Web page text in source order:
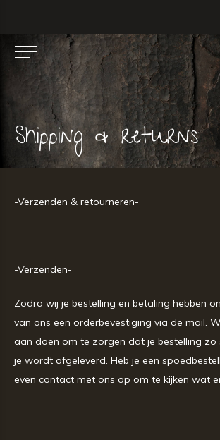
Shipping & returns
-Verzenden & retourneren-
-Verzenden-
Zodra wij je bestelling en betaling hebben
van ons een orderbevestiging via de mail.
aan doen om te zorgen dat je bestelling zo
je wordt afgeleverd. Heb je een
even contact met ons op om te kijken wat